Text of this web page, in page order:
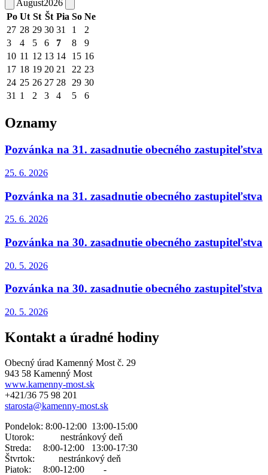
August2026
Po Ut St Št Pia So Ne
27 28 29 30 31 1
2
3
4 5 6 7 8
9
10 11 12 13 14 15 16
17 18 19 20 21 22 23
24 25 26 27 28 29 30
31 1 2 3 4 5 6
Oznamy
Pozvánka na 31. zasadnutie obecného zastupiteľstva
25. 6. 2026
Pozvánka na 31. zasadnutie obecného zastupiteľstva
25. 6. 2026
Pozvánka na 30. zasadnutie obecného zastupiteľstva
20. 5. 2026
Pozvánka na 30. zasadnutie obecného zastupiteľstva
20. 5. 2026
Kontakt a úradné hodiny
Obecný úrad Kamenný Most č. 29
943 58 Kamenný Most
www.kamenny-most.sk
+421/36 75 98 201
starosta@kamenny-most.sk
Pondelok: 8:00-12:00 13:00-15:00
Utorok: nestránkový deň
Streda: 8:00-12:00 13:00-17:30
Štvrtok: nestránkový deň
Piatok: 8:00-12:00 -